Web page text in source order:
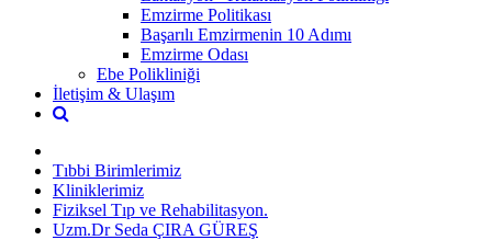
Emzirme Politikası
Başarılı Emzirmenin 10 Adımı
Emzirme Odası
Ebe Polikliniği
İletişim & Ulaşım
Tıbbi Birimlerimiz
Kliniklerimiz
Fiziksel Tıp ve Rehabilitasyon.
Uzm.Dr Seda ÇIRA GÜREŞ